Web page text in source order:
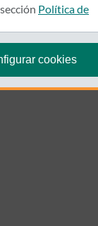
Política de
cookies